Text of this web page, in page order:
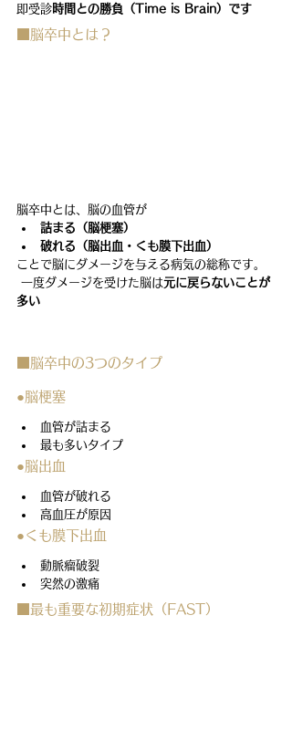
即受診時間との勝負（Time is Brain）です
■脳卒中とは？
脳卒中とは、脳の血管が
詰まる（脳梗塞）
破れる（脳出血・くも膜下出血）
ことで脳にダメージを与える病気の総称です。
一度ダメージを受けた脳は元に戻らないことが
多い
■脳卒中の3つのタイプ
●脳梗塞
血管が詰まる
最も多いタイプ
●脳出血
血管が破れる
高血圧が原因
●くも膜下出血
動脈瘤破裂
突然の激痛
■最も重要な初期症状（FAST）